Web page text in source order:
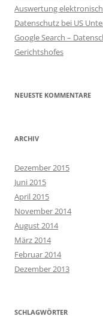
Auswertung
Datenschutz bei US
Google Search –
Gerichtshofes
NEUESTE KOMMENTARE
ARCHIV
Dezember 2015
Juni 2015
April 2015
November 2014
August 2014
März 2014
Februar 2014
Dezember 2013
SCHLAGWÖRTER